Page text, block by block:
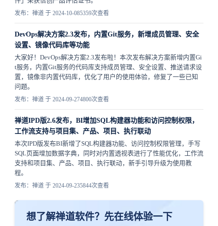
发布：禅道 于 2024-10-085359次查看
DevOps解决方案2.3发布，内置Git服务，新增成员管理、安全
设置、镜像代码库等功能
大家好！DevOps解决方案2.3发布啦！本次发布解决方案新增内置Gi
t服务，内置Git服务的​代码库支持成员管理、安全设置、推送请求设
置，镜像非内置代码库，优化了用户的使用体验，修复了一些已知
问题。
发布：禅道 于 2024-09-274800次查看
禅道IPD版2.6发布，BI增加SQL构建器功能和访问控制权限，
工作流支持与项目集、产品、项目、执行联动
本次IPD版发布BI新增了SQL构建器功能、访问控制权限管理，手写
SQL页面增加数据字典，同时对内置透视表进行了性能优化，工作流
支持和项目集、产品、项目、执行联动，新手引导升级为使用教
程。
发布：禅道 于 2024-09-235844次查看
想了解禅道软件？先在线体验一下